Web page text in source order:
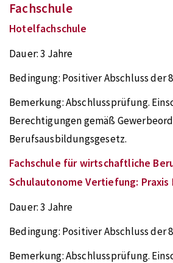
Fachschule
Hotelfachschule
Dauer:3 Jahre
Bedingung: Positiver Abschluss der
Bemerkung:Abschlussprüfung.
Berechtigungen gemäß
Berufsausbildungsgesetz.
Fachschule für wirtschaftliche
Schulautonome Vertiefung: Praxis
Dauer:3 Jahre
Bedingung: Positiver Abschluss der
Bemerkung:Abschlussprüfung.